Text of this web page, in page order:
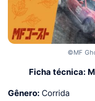
©MF
Ficha técnica:
Gênero: Corrida